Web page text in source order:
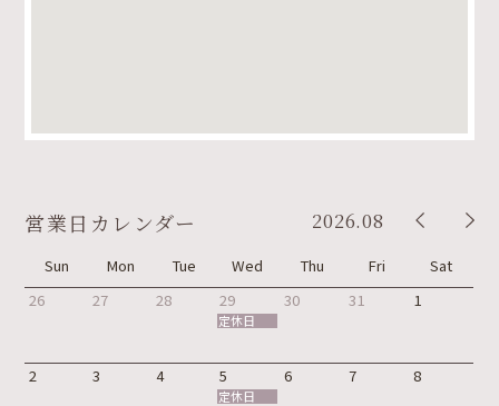
営業日カレンダー 2026.08
Sun Mon Tue Wed Thu Fri
Sat
26
27 28 29
定休日
30 31 1
2 3 4 5
定休日
6 7 8